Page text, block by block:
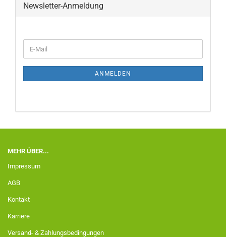
Newsletter-Anmeldung
ANMELDEN
MEHR ÜBER...
Impressum
AGB
Kontakt
Karriere
Versand- & Zahlungsbedingungen